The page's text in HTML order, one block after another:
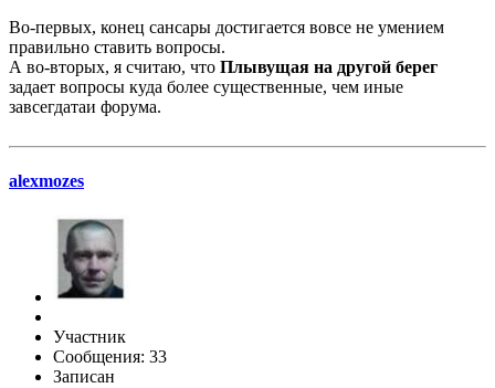
Во-первых, конец сансары достигается вовсе не умением
правильно ставить вопросы.
А во-вторых, я считаю, что Плывущая на другой берег
задает вопросы куда более существенные, чем иные
завсегдатаи форума.
alexmozes
Участник
Сообщения: 33
Записан